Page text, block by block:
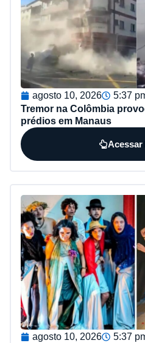
agosto 10, 2026
5:37
Tremor na Colômbia
prédios em Manaus
Acessar
agosto 10, 2026
5:37